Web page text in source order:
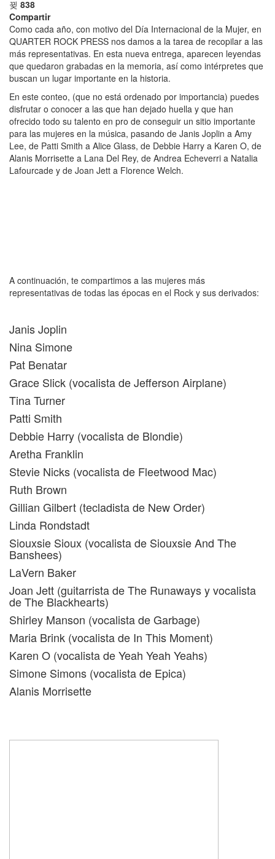
838
Compartir
Como cada año, con motivo del Día Internacional de la Mujer, en
QUARTER ROCK PRESS nos damos a la tarea de recopilar a las
más representativas. En esta nueva entrega, aparecen leyendas
que quedaron grabadas en la memoria, así como intérpretes que
buscan un lugar importante en la historia.
En este conteo, (que no está ordenado por importancia) puedes
disfrutar o conocer a las que han dejado huella y que han
ofrecido todo su talento en pro de conseguir un sitio importante
para las mujeres en la música, pasando de Janis Joplin a Amy
Lee, de Patti Smith a Alice Glass, de Debbie Harry a Karen O, de
Alanis Morrisette a Lana Del Rey, de Andrea Echeverri a Natalia
Lafourcade y de Joan Jett a Florence Welch.
A continuación, te compartimos a las mujeres más
representativas de todas las épocas en el Rock y sus derivados:
Janis Joplin
Nina Simone
Pat Benatar
Grace Slick (vocalista de Jefferson Airplane)
Tina Turner
Patti Smith
Debbie Harry (vocalista de Blondie)
Aretha Franklin
Stevie Nicks (vocalista de Fleetwood Mac)
Ruth Brown
Gillian Gilbert (tecladista de New Order)
Linda Rondstadt
Siouxsie Sioux (vocalista de Siouxsie And The
Banshees)
LaVern Baker
Joan Jett (guitarrista de The Runaways y vocalista
de The Blackhearts)
Shirley Manson (vocalista de Garbage)
Maria Brink (vocalista de In This Moment)
Karen O (vocalista de Yeah Yeah Yeahs)
Simone Simons (vocalista de Epica)
Alanis Morrisette